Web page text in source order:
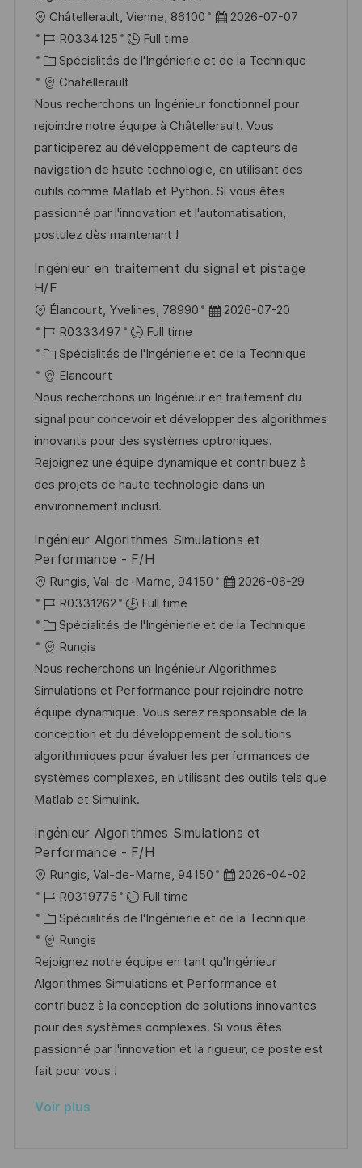
e
s
t
e
o
c
a
l
i
s
a
t
i
o
Châtellerault, Vienne, 86100
D
t
d
’
a
f
i
a
e
2026-07-07
R
é
f
é
r
e
n
c
e
d
p
t
R0334125
Full time
C
a
t
é
g
o
r
i
e
Spécialités de l'Ingénierie et de la Technique
Chatellerault
Nous recherchons un Ingénieur fonctionnel pour
rejoindre notre équipe à Châtellerault. Vous
participerez au développement de capteurs de
navigation de haute technologie, en utilisant des
outils comme Matlab et Python. Si vous êtes
passionné par l'innovation et l'automatisation,
postulez dès maintenant !
Ingénieur en traitement du signal et pistage
H/F
o
c
a
l
i
s
a
t
i
n
Élancourt, Yvelines, 78990
D
t
d
’
a
f
f
h
2026-07-20
R
é
f
é
r
e
n
c
e
u
s
e
R0333497
Full time
C
a
t
é
g
o
r
i
Spécialités de l'Ingénierie et de la Technique
Elancourt
Nous recherchons un Ingénieur en traitement du
signal pour concevoir et développer des algorithmes
innovants pour des systèmes optroniques.
Rejoignez une équipe dynamique et contribuez à
des projets de haute technologie dans un
environnement inclusif.
Ingénieur Algorithmes Simulations et
Performance - F/H
o
c
a
l
i
s
a
t
i
o
Rungis, Val-de-Marne, 94150
D
t
d
’
a
f
f
a
e
2026-06-29
R
é
f
é
r
e
n
c
e
d
p
t
R0331262
Full time
C
a
t
é
g
o
r
i
e
Spécialités de l'Ingénierie et de la Technique
Rungis
Nous recherchons un Ingénieur Algorithmes
Simulations et Performance pour rejoindre notre
équipe dynamique. Vous serez responsable de la
conception et du développement de solutions
algorithmiques pour évaluer les performances de
systèmes complexes, en utilisant des outils tels que
Matlab et Simulink.
Ingénieur Algorithmes Simulations et
Performance - F/H
o
c
a
l
i
s
a
t
i
n
Rungis, Val-de-Marne, 94150
D
t
d
’
a
f
f
2026-04-02
R
é
f
é
r
e
n
c
e
u
R0319775
Full time
C
a
t
é
g
o
r
i
Spécialités de l'Ingénierie et de la Technique
Rungis
Rejoignez notre équipe en tant qu'Ingénieur
Algorithmes Simulations et Performance et
contribuez à la conception de solutions innovantes
pour des systèmes complexes. Si vous êtes
passionné par l'innovation et la rigueur, ce poste est
fait pour vous !
Voir plus